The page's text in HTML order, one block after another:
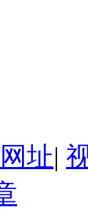
网址|